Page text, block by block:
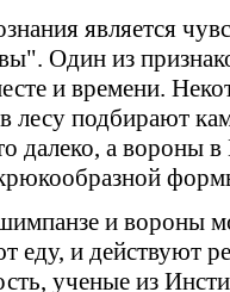
является
Один из
и времени.
лесу подбирают
далеко, а вороны
и вороны
еду, и действуют
ученые из